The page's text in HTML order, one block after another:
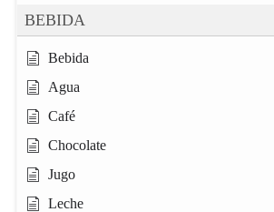
BEBIDA
Bebida
Agua
Café
Chocolate
Jugo
Leche